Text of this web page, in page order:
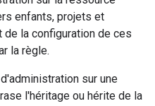
enfants, projets et
la configuration de ces
la règle.
sur une
l'héritage ou hérite de la